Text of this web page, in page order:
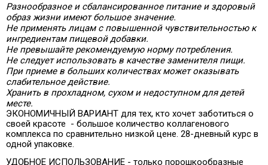
Разнообразное и сбалансированное питание и здоровый
образ жизни имеют большое значение.
Не применять лицам с повышенной чувствительностью к
ингредиентам пищевой добавки.
Не превышайте рекомендуемую норму потребления.
Не следует использовать в качестве заменителя пищи.
При приеме в больших количествах может оказывать
слабительное действие.
Хранить в прохладном, сухом и недоступном для детей
месте.
ЭКОНОМИЧНЫЙ ВАРИАНТ для тех, кто хочет заботиться о
своей красоте - большое количество коллагенового
комплекса по сравнительно низкой цене. 28-дневный курс в
одной упаковке.
УДОБНОЕ ИСПОЛЬЗОВАНИЕ - только порошкообразные